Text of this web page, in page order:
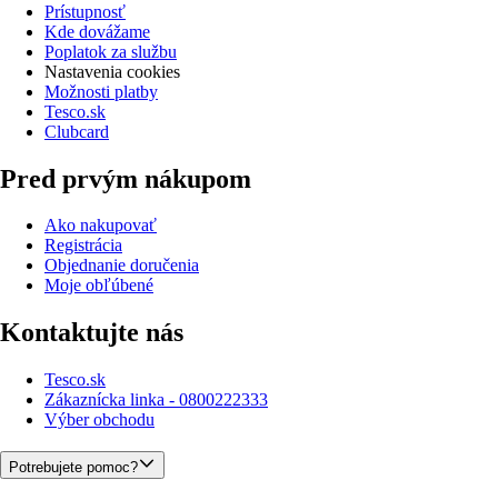
Prístupnosť
Kde dovážame
Poplatok za službu
Nastavenia cookies
Možnosti platby
Tesco.sk
Clubcard
Pred prvým nákupom
Ako nakupovať
Registrácia
Objednanie doručenia
Moje obľúbené
Kontaktujte nás
Tesco.sk
Zákaznícka linka - 0800222333
Výber obchodu
Potrebujete pomoc?